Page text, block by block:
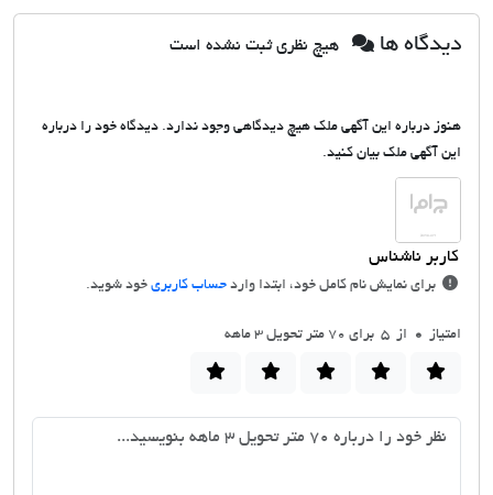
دیدگاه ها هیچ نظری ثبت نشده است
هنوز درباره این آگهی ملک هیچ دیدگاهی وجود ندارد. دیدگاه خود را درباره
این آگهی ملک بیان کنید.
برای نمایش نام کامل خود، ابتدا وارد حساب کاربری خود شوید.
امتیاز 0 از 5 برای 70 متر تحویل ٣ ماهه